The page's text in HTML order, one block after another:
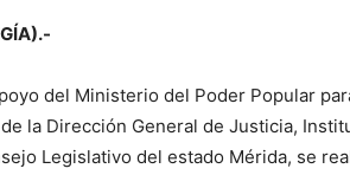
del Ministerio del Poder Popular
la Dirección General de Justicia,
Legislativo del estado Mérida, se